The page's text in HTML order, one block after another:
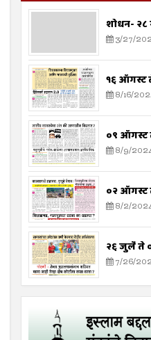
शोधन- २८
3/27/
१६ ऑगस्ट
8/16/
०९ ऑगस्ट
8/9/
०२ ऑगस्ट
8/2/
२६ जुलै ते
7/26/